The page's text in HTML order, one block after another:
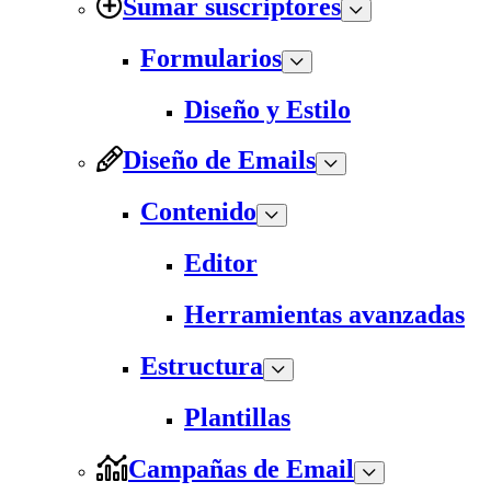
Sumar suscriptores
Formularios
Diseño y Estilo
Diseño de Emails
Contenido
Editor
Herramientas avanzadas
Estructura
Plantillas
Campañas de Email